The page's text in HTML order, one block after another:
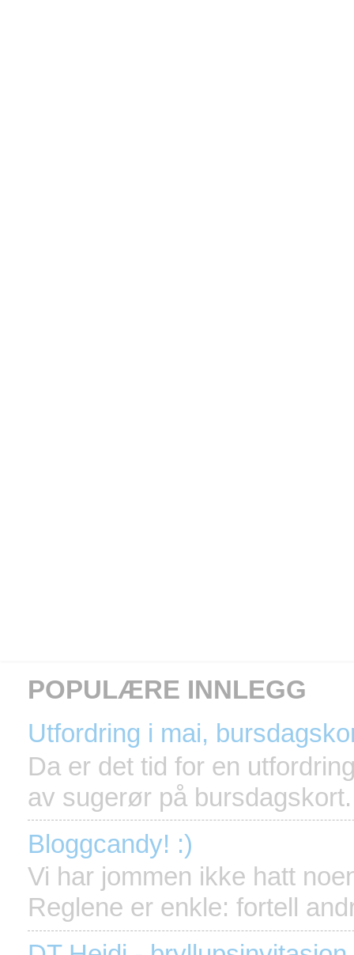
POPULÆRE INNLEGG
Utfordring i mai,
Da er det tid for en
av sugerør på
Bloggcandy! :)
Vi har jommen ikke hatt
Reglene er enkle: fortell